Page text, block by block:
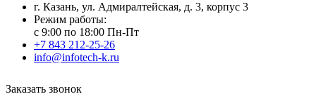
г. Казань, ул. Адмиралтейская, д. 3, корпус 3
Режим работы:
с 9:00 по 18:00 Пн-Пт
+7 843 212-25-26
info@infotech-k.ru
Заказать звонок